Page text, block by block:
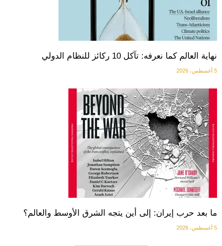
نهاية العالم كما نعرفه: تآكل 10 ركائز للنظام الدولي
5 أغسطس، 2026
ما بعد حرب إيران: إلى أين يتجه الشرق الأوسط والعالم؟
5 أغسطس، 2026